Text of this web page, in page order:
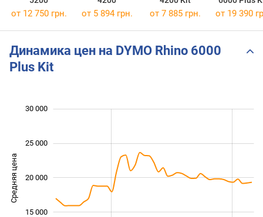
от 12 750 грн. от 5 894 грн. от 7 885 грн. от 19 390
Динамика цен на DYMO Rhino 6000
Plus Kit
Средняя цена 12 000
30 000
20 000
25 000
15 000